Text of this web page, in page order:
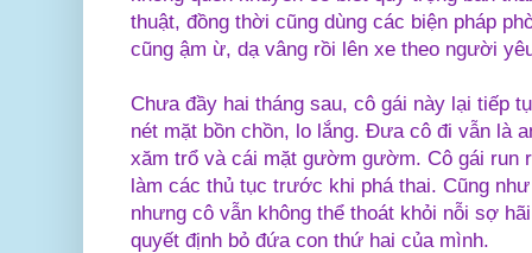
thuật, đồng thời cũng dùng các biện pháp
cũng ậm ừ, dạ vâng rồi lên xe theo người
Chưa đầy hai tháng sau, cô gái này lại tiếp
nét mặt bồn chồn, lo lắng. Đưa cô đi vẫn là
xăm trổ và cái mặt gườm gườm. Cô gái run
làm các thủ tục trước khi phá thai. Cũng
nhưng cô vẫn không thể thoát khỏi nỗi sợ
quyết định bỏ đứa con thứ hai của mình.